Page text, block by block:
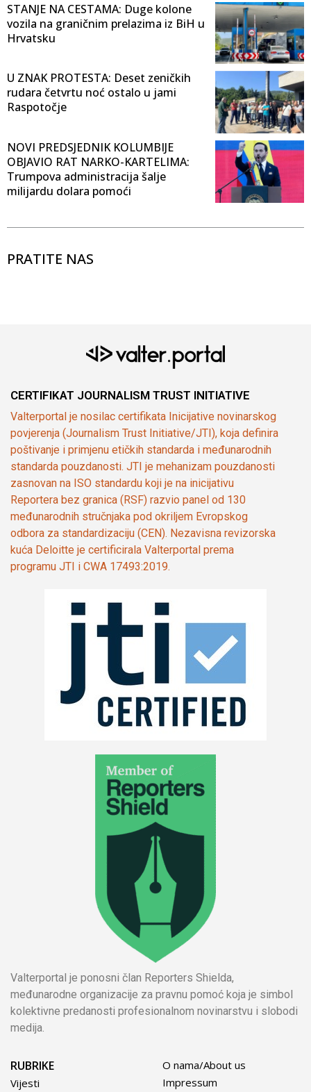
STANJE NA CESTAMA: Duge kolone
vozila na graničnim prelazima iz BiH u
Hrvatsku
U ZNAK PROTESTA: Deset zeničkih
rudara četvrtu noć ostalo u jami
Raspotočje
NOVI PREDSJEDNIK KOLUMBIJE
OBJAVIO RAT NARKO-KARTELIMA:
Trumpova administracija šalje
milijardu dolara pomoći
PRATITE NAS
CERTIFIKAT JOURNALISM TRUST INITIATIVE
Valterportal je nosilac certifikata Inicijative novinarskog
povjerenja (Journalism Trust Initiative/JTI), koja definira
poštivanje i primjenu etičkih standarda i međunarodnih
standarda pouzdanosti. JTI je mehanizam pouzdanosti
zasnovan na ISO standardu koji je na inicijativu
Reportera bez granica (RSF) razvio panel od 130
međunarodnih stručnjaka pod okriljem Evropskog
odbora za standardizaciju (CEN). Nezavisna revizorska
kuća Deloitte je certificirala Valterportal prema
programu JTI i CWA 17493:2019.
Valterportal je ponosni član Reporters Shielda,
međunarodne organizacije za pravnu pomoć koja je simbol
kolektivne predanosti profesionalnom novinarstvu i slobodi
medija.
RUBRIKE
Vijesti
O nama/About us
Impressum